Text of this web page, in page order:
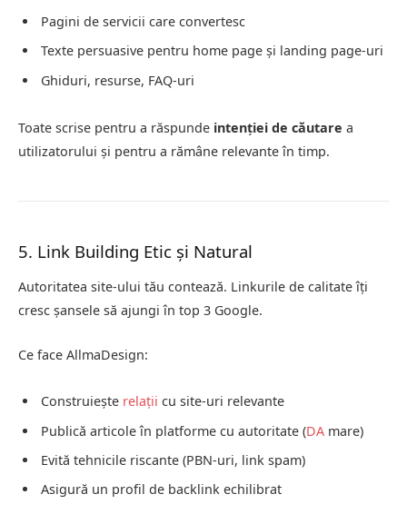
Pagini de servicii care convertesc
Texte persuasive pentru home page și landing page-uri
Ghiduri, resurse, FAQ-uri
Toate scrise pentru a răspunde intenției de căutare a
utilizatorului și pentru a rămâne relevante în timp.
5. Link Building Etic și Natural
Autoritatea site-ului tău contează. Linkurile de calitate îți
cresc șansele să ajungi în top 3 Google.
Ce face AllmaDesign:
Construiește relații cu site-uri relevante
Publică articole în platforme cu autoritate (DA mare)
Evită tehnicile riscante (PBN-uri, link spam)
Asigură un profil de backlink echilibrat